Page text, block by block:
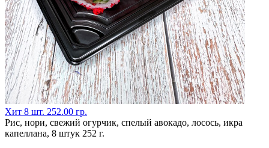
Хит 8 шт. 252.00 гр.
Рис, нори, свежий огурчик, спелый авокадо, лосось, икра
капеллана, 8 штук 252 г.